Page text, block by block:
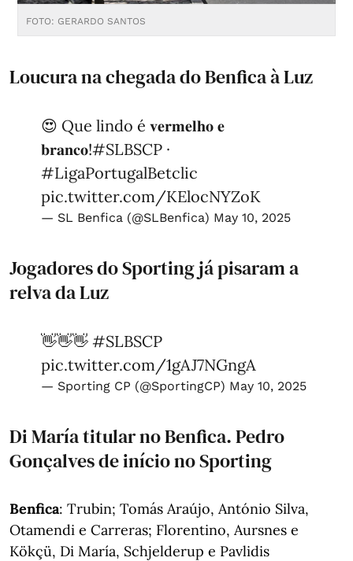
FOTO: GERARDO SANTOS
Loucura na chegada do Benfica à Luz
😍 Que lindo é 𝐯𝐞𝐫𝐦𝐞𝐥𝐡𝐨 𝐞
𝐛𝐫𝐚𝐧𝐜𝐨!#SLBSCP ·
#LigaPortugalBetclic
pic.twitter.com/KElocNYZoK
— SL Benfica (@SLBenfica) May 10, 2025
Jogadores do Sporting já pisaram a
relva da Luz
👋👋👋 #SLBSCP
pic.twitter.com/1gAJ7NGngA
— Sporting CP (@SportingCP) May 10, 2025
Di María titular no Benfica. Pedro
Gonçalves de início no Sporting
Benfica: Trubin; Tomás Araújo, António Silva,
Otamendi e Carreras; Florentino, Aursnes e
Kökçü, Di María, Schjelderup e Pavlidis